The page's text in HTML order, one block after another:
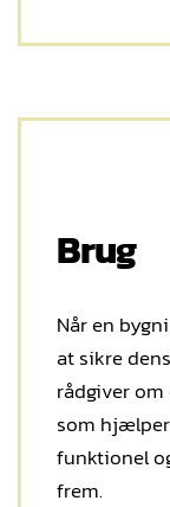
Brug
Når en
at sikre
rådgiver
som
funktionel
frem.